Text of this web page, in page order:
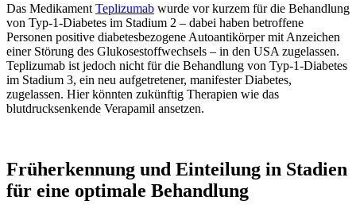
Das Medikament Teplizumab wurde vor kurzem für die Behandlung
von Typ-1-Diabetes im Stadium 2 – dabei haben betroffene
Personen positive diabetesbezogene Autoantikörper mit Anzeichen
einer Störung des Glukosestoffwechsels – in den USA zugelassen.
Teplizumab ist jedoch nicht für die Behandlung von Typ-1-Diabetes
im Stadium 3, ein neu aufgetretener, manifester Diabetes,
zugelassen. Hier könnten zukünftig Therapien wie das
blutdrucksenkende Verapamil ansetzen.
Früherkennung und Einteilung in Stadien
für eine optimale Behandlung